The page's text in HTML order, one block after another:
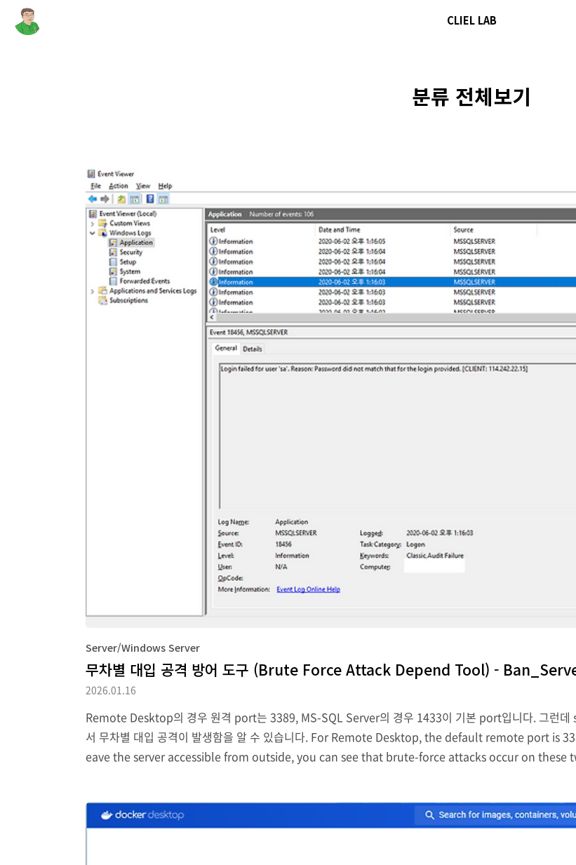
CLIEL LAB
분류 전체보기
Server/Windows Server
무차별 대입 공격 방어 도구 (Brute Force Attack Depend Tool) -
2026.01.16
Remote Desktop의 경우 원격 port는 3389, MS-SQL Server의 경우 1433이 기본 port입니다. 그런데
서 무차별 대입 공격이 발생함을 알 수 있습니다. For Remote Desktop, the default remote port is
eave the server accessible from outside, you can see that brute-force attacks occur on these